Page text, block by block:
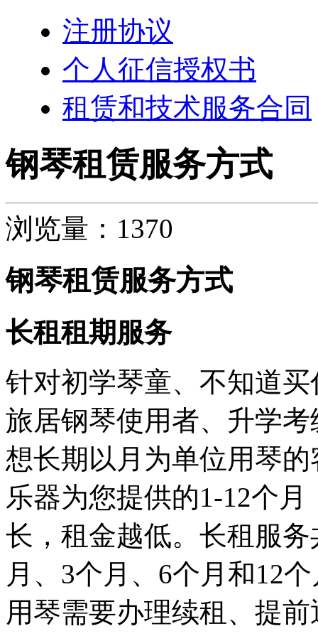
注册协议
个人征信授权书
租赁和技术服务合同
钢琴租赁服务方式
浏览量：1370
钢琴租赁服务方式
长租租期服务
针对初学琴童、不知道
旅居钢琴使用者、升学
想长期以月为单位用琴
乐器为您提供的1-12个
长，租金越低。长租服
月、3个月、6个月和12
用琴需要办理续租、提